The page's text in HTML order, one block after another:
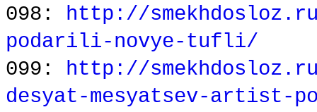
098: http://
podarili-novye-tufli/
099: http://
desyat-mesyatsev-